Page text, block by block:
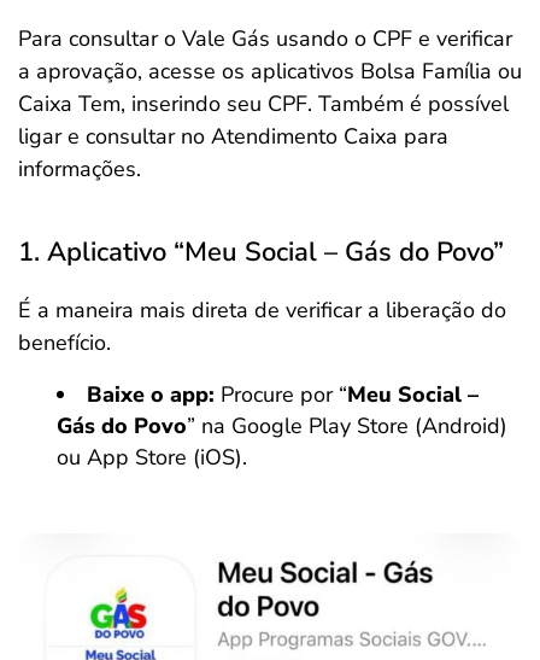
Para consultar o Vale Gás usando o CPF e verificar
a aprovação, acesse os aplicativos Bolsa Família ou
Caixa Tem, inserindo seu CPF. Também é possível
ligar e consultar no Atendimento Caixa para
informações.
1. Aplicativo “Meu Social – Gás do Povo”
É a maneira mais direta de verificar a liberação do
benefício.
Baixe o app: Procure por “Meu Social –
Gás do Povo” na Google Play Store (Android)
ou App Store (iOS).